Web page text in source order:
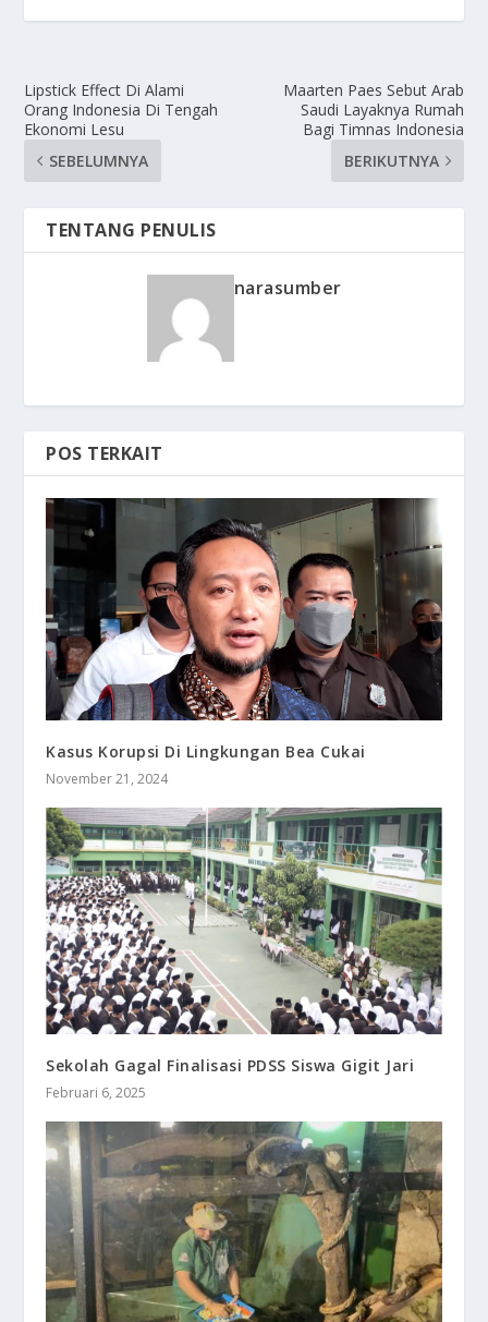
Lipstick Effect Di Alami
Orang Indonesia Di Tengah
Ekonomi Lesu
SEBELUMNYA
Maarten Paes Sebut Arab
Saudi Layaknya Rumah
Bagi Timnas Indonesia
BERIKUTNYA
TENTANG PENULIS
narasumber
POS TERKAIT
Kasus Korupsi Di Lingkungan Bea Cukai
November 21, 2024
Sekolah Gagal Finalisasi PDSS Siswa Gigit Jari
Februari 6, 2025